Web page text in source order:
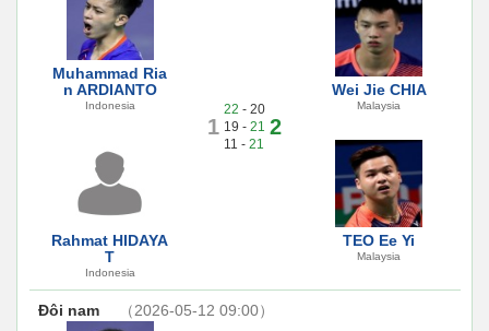
Muhammad Ria
n ARDIANTO
Indonesia
Rahmat HIDAYA
T
Indonesia
1
22 - 20
19 - 21
11 -21
2
Wei Jie CHIA
Malaysia
TEO Ee Yi
Malaysia
Đôi nam （2026-05-12 09:00）